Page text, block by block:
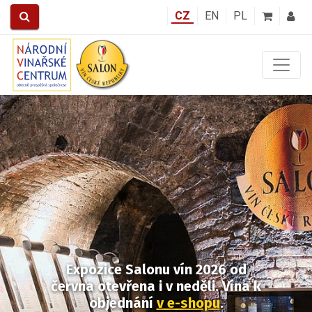
CZ EN PL
Expozice Salonu vín 2026od
června otevřena i v neděli.Vína k
objednání v e-shopu.
Předchozí Další